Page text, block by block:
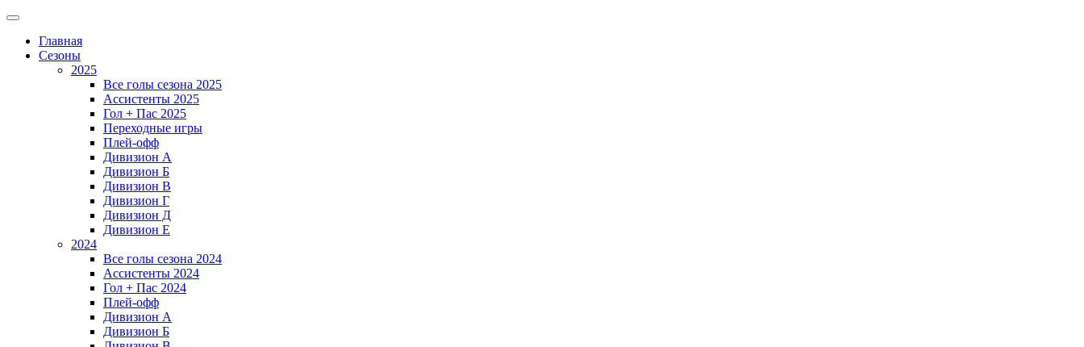
Главная
Сезоны
2025
Все голы сезона 2025
Ассистенты 2025
Гол + Пас 2025
Переходные игры
Плей-офф
Дивизион A
Дивизион Б
Дивизион В
Дивизион Г
Дивизион Д
Дивизион Е
2024
Все голы сезона 2024
Ассистенты 2024
Гол + Пас 2024
Плей-офф
Дивизион A
Дивизион Б